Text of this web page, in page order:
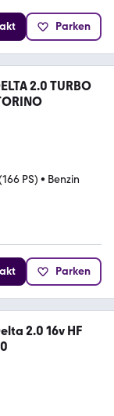
Parken
2.0 TURBO
PS) • Benzin
Parken
2.0 16v HF